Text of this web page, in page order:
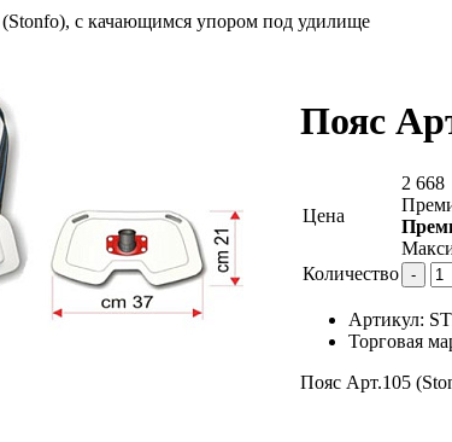
с качающимся упором под удилище
Пояс
Цена
2 668
Количество
Артикул:
Торговая
Пояс Арт.105